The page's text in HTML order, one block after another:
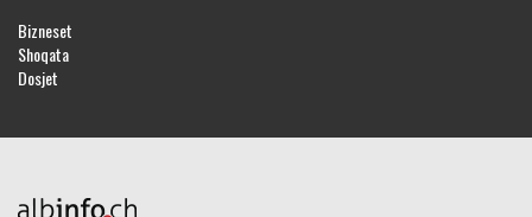
Bizneset
Shoqata
Dosjet